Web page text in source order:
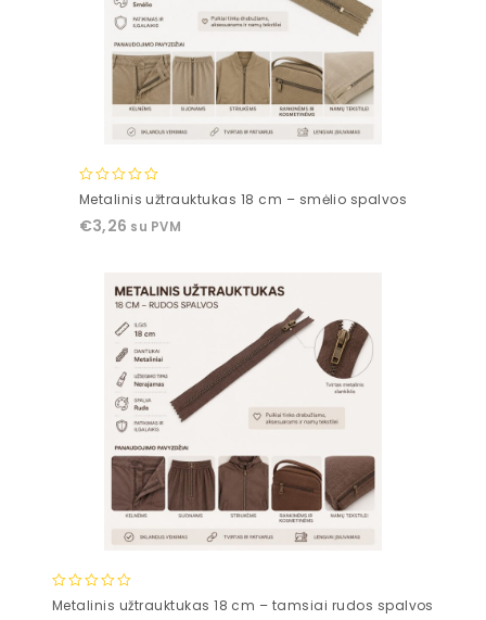
0
of
Metalinis užtrauktukas 18 cm – smėlio spalvos
€3,26 su PVM
0
Metalinis užtrauktukas 18 cm – tamsiai rudos spalvos